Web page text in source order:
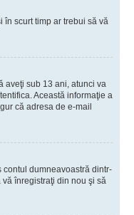
în scurt timp ar trebui să vă
aveţi sub 13 ani, atunci va
Această informaţie a
că adresa de e-mail
contul dumneavoastră dintr-
înregistraţi din nou şi să